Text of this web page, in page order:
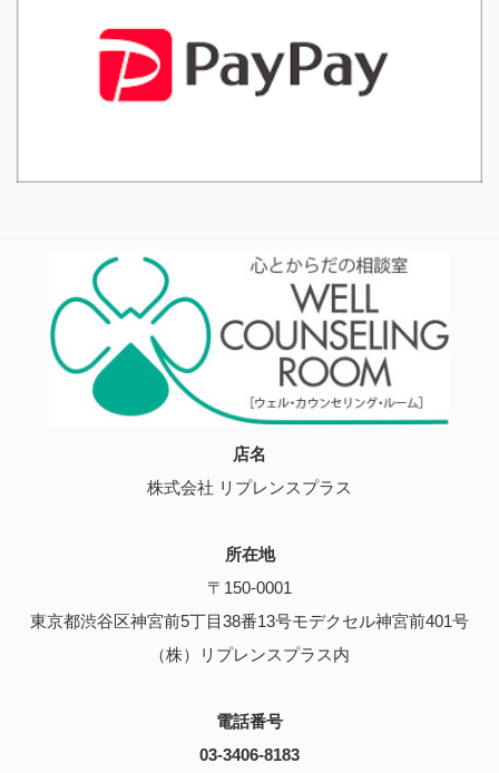
店名
株式会社 リプレンスプラス
所在地
〒150-0001
東京都渋谷区神宮前5丁目38番13号モデクセル神宮前401号
（株）リプレンスプラス内
電話番号
03-3406-8183